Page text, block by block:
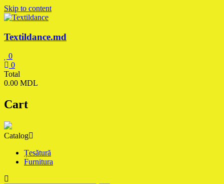
Skip to content
Textildance.md
0
0
Total
0.00 MDL
Cart
Catalog
Țesătură
Furnitura